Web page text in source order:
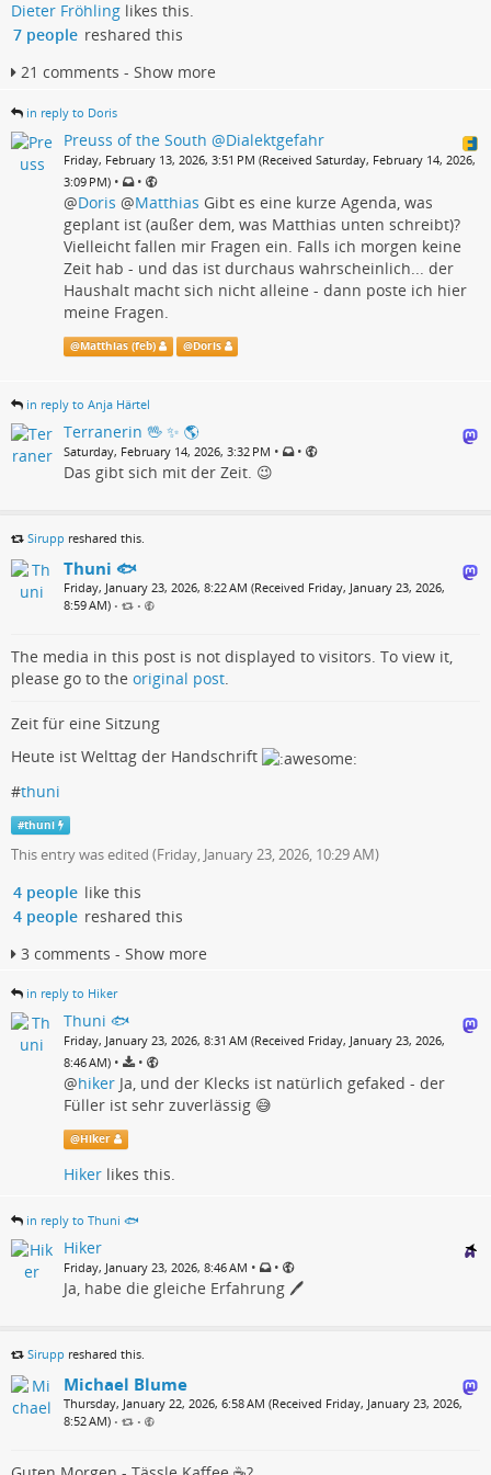
Dieter Fröhling likes this.
7 people reshared this
21 comments - Show more
in reply to Doris
Preuss of the South @Dialektgefahr
Friday, February 13, 2026, 3:51 PM (Received Saturday, February 14, 2026,
3:09 PM) • •
@Doris @Matthias Gibt es eine kurze Agenda, was
geplant ist (außer dem, was Matthias unten schreibt)?
Vielleicht fallen mir Fragen ein. Falls ich morgen keine
Zeit hab - und das ist durchaus wahrscheinlich... der
Haushalt macht sich nicht alleine - dann poste ich hier
meine Fragen.
@Matthias (feb) @Doris
in reply to Anja Härtel
Terranerin 🖖 ✨ 🌎
Saturday, February 14, 2026, 3:32 PM • •
Das gibt sich mit der Zeit. 😉
Sirupp reshared this.
Thuni 🐟
Friday, January 23, 2026, 8:22 AM (Received Friday, January 23, 2026,
8:59 AM) • •
The media in this post is not displayed to visitors. To view it,
please go to the original post.
Zeit für eine Sitzung
Heute ist Welttag der Handschrift
#thuni
#thuni
This entry was edited (Friday, January 23, 2026, 10:29 AM)
4 people like this
4 people reshared this
3 comments - Show more
in reply to Hiker
Thuni 🐟
Friday, January 23, 2026, 8:31 AM (Received Friday, January 23, 2026,
8:46 AM) • •
@hiker Ja, und der Klecks ist natürlich gefaked - der
Füller ist sehr zuverlässig 😅
@Hiker
Hiker likes this.
in reply to Thuni 🐟
Hiker
Friday, January 23, 2026, 8:46 AM • •
Ja, habe die gleiche Erfahrung 🖊
Sirupp reshared this.
Michael Blume
Thursday, January 22, 2026, 6:58 AM (Received Friday, January 23, 2026,
8:52 AM) • •